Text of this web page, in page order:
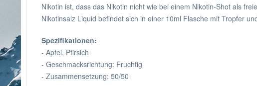
Nikotin ist, dass das Nikotin nicht wie bei einem Nikotin-Shot als
Nikotinsalz Liquid befindet sich in einer 10ml Flasche mit Tropfer
Spezifikationen:
- Apfel, Pfirsich
- Geschmacksrichtung: Fruchtig
- Zusammensetzung: 50/50